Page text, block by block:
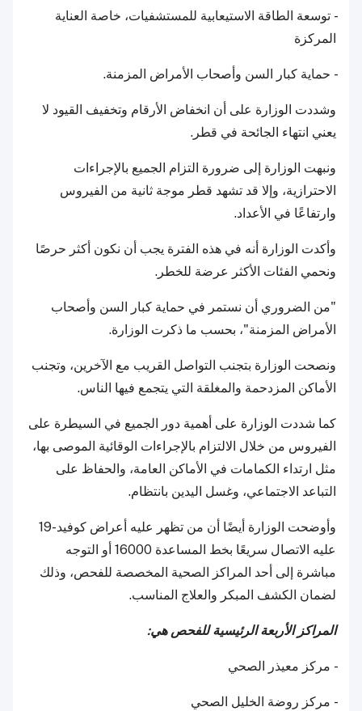
- توسعة الطاقة الاستيعابية للمستشفيات، خاصة العناية
المركزة
- حماية كبار السن وأصحاب الأمراض المزمنة.
وشددت الوزارة على أن انخفاض الأرقام وتخفيف القيود لا
يعني انتهاء الجائحة في قطر.
ونبهت الوزارة إلى ضرورة التزام الجميع بالإجراءات
الاحترازية، وإلا قد تشهد قطر موجة ثانية من الفيروس
وارتفاعًا في الأعداد.
وأكدت الوزارة أنه في هذه الفترة يجب أن نكون أكثر حرصًا
ونحمي الفئات الأكثر عرضة للخطر.
"من الضروري أن نستمر في حماية كبار السن وأصحاب
الأمراض المزمنة"، بحسب ما ذكرت الوزارة.
ونصحت الوزارة بتجنب التواصل القريب مع الآخرين، وتجنب
الأماكن المزدحمة والمغلقة التي يتجمع فيها الناس.
كما شددت الوزارة على أهمية دور الجميع في السيطرة على
الفيروس من خلال الالتزام بالإجراءات الوقائية الموصى بها،
مثل ارتداء الكمامات في الأماكن العامة، والحفاظ على
التباعد الاجتماعي، وغسل اليدين بانتظام.
وأوضحت الوزارة أيضًا أن من تظهر عليه أعراض كوفيد-19
عليه الاتصال سريعًا بخط المساعدة 16000 أو التوجه
مباشرة إلى أحد المراكز الصحية المخصصة للفحص، وذلك
لضمان الكشف المبكر والعلاج المناسب.
المراكز الأربعة الرئيسية للفحص هي:
- مركز معيذر الصحي
- مركز روضة الخليل الصحي